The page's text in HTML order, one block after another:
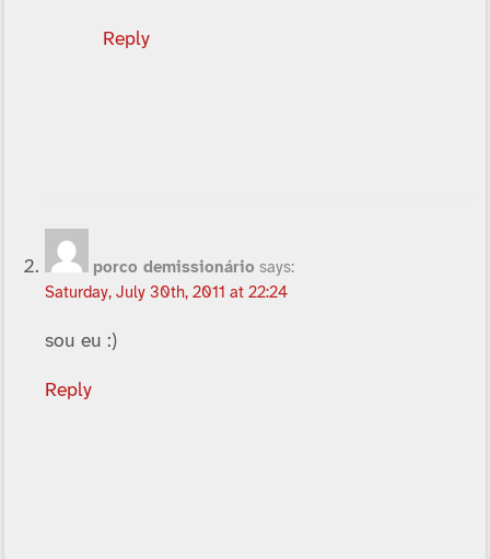
Reply
porco demissionário says:
Saturday, July 30th, 2011 at 22:24
sou eu :)
Reply